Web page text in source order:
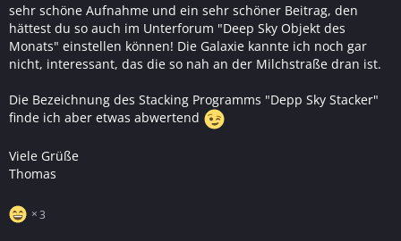
sehr schöne Aufnahme und ein sehr schöner Beitrag, den
hättest du so auch im Unterforum "Deep Sky Objekt des
Monats" einstellen können! Die Galaxie kannte ich noch gar
nicht, interessant, das die so nah an der Milchstraße dran ist.
Die Bezeichnung des Stacking Programms "Depp Sky Stacker"
finde ich aber etwas abwertend
Viele Grüße
Thomas
3